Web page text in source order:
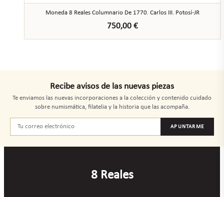
Moneda 8 Reales Columnario De 1770. Carlos III. Potosí-JR
750,00 €
Recibe avisos de las nuevas piezas
Te enviamos las nuevas incorporaciones a la colección y contenido cuidado
sobre numismática, filatelia y la historia que las acompaña.
APUNTARME
8 Reales